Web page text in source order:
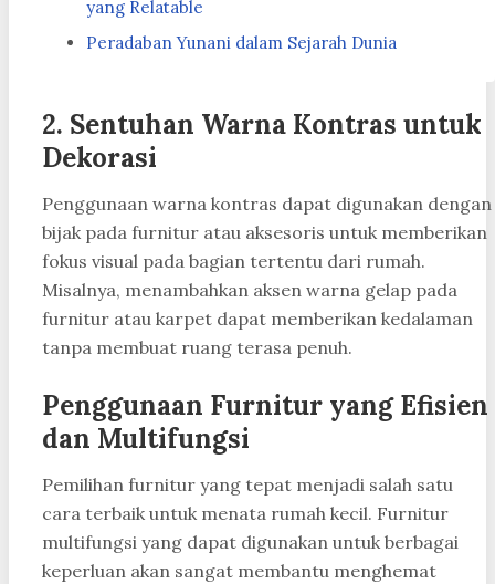
yang Relatable
Peradaban Yunani dalam Sejarah Dunia
2. Sentuhan Warna Kontras untuk
Dekorasi
Penggunaan warna kontras dapat digunakan dengan
bijak pada furnitur atau aksesoris untuk memberikan
fokus visual pada bagian tertentu dari rumah.
Misalnya, menambahkan aksen warna gelap pada
furnitur atau karpet dapat memberikan kedalaman
tanpa membuat ruang terasa penuh.
Penggunaan Furnitur yang Efisien
dan Multifungsi
Pemilihan furnitur yang tepat menjadi salah satu
cara terbaik untuk menata rumah kecil. Furnitur
multifungsi yang dapat digunakan untuk berbagai
keperluan akan sangat membantu menghemat